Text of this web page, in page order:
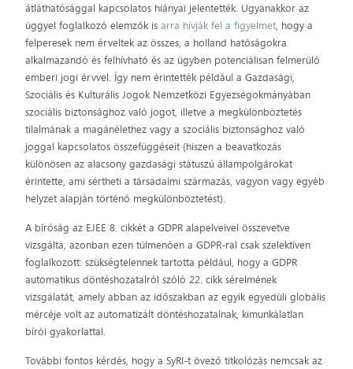
átláthatósággal kapcsolatos hiányai jelentették. Ugyanakkor az
üggyel foglalkozó elemzők isarra hívják fel a figyelmet, hogy a
felperesek nem érveltek az összes, a holland hatóságokra
alkalmazandó és felhívható és az ügyben potenciálisan felmerülő
emberi jogi érvvel. Így nem érintették például a Gazdasági,
Szociális és Kulturális Jogok Nemzetközi Egyezségokmányában
szociális biztonsághoz való jogot, illetve a megkülönböztetés
tilalmának a magánélethez vagy a szociális biztonsághoz való
joggal kapcsolatos összefüggéseit (hiszen a beavatkozás
különösen az alacsony gazdasági státuszú állampolgárokat
érintette, ami sértheti a társadalmi származás, vagyon vagy egyéb
helyzet alapján történő megkülönböztetést).
A bíróság az EJEE 8. cikkét a GDPR alapelveivel összevetve
vizsgálta, azonban ezen túlmenően a GDPR-ral csak szelektíven
foglalkozott: szükségtelennek tartotta például, hogy a GDPR
automatikus döntéshozatalról szóló 22. cikk sérelmének
vizsgálatát, amely abban az időszakban az egyik egyedüli globális
mércéje volt az automatizált döntéshozatalnak, kimunkálatlan
bírói gyakorlattal.
További fontos kérdés, hogy a SyRI-t övező titkolózás nemcsak az